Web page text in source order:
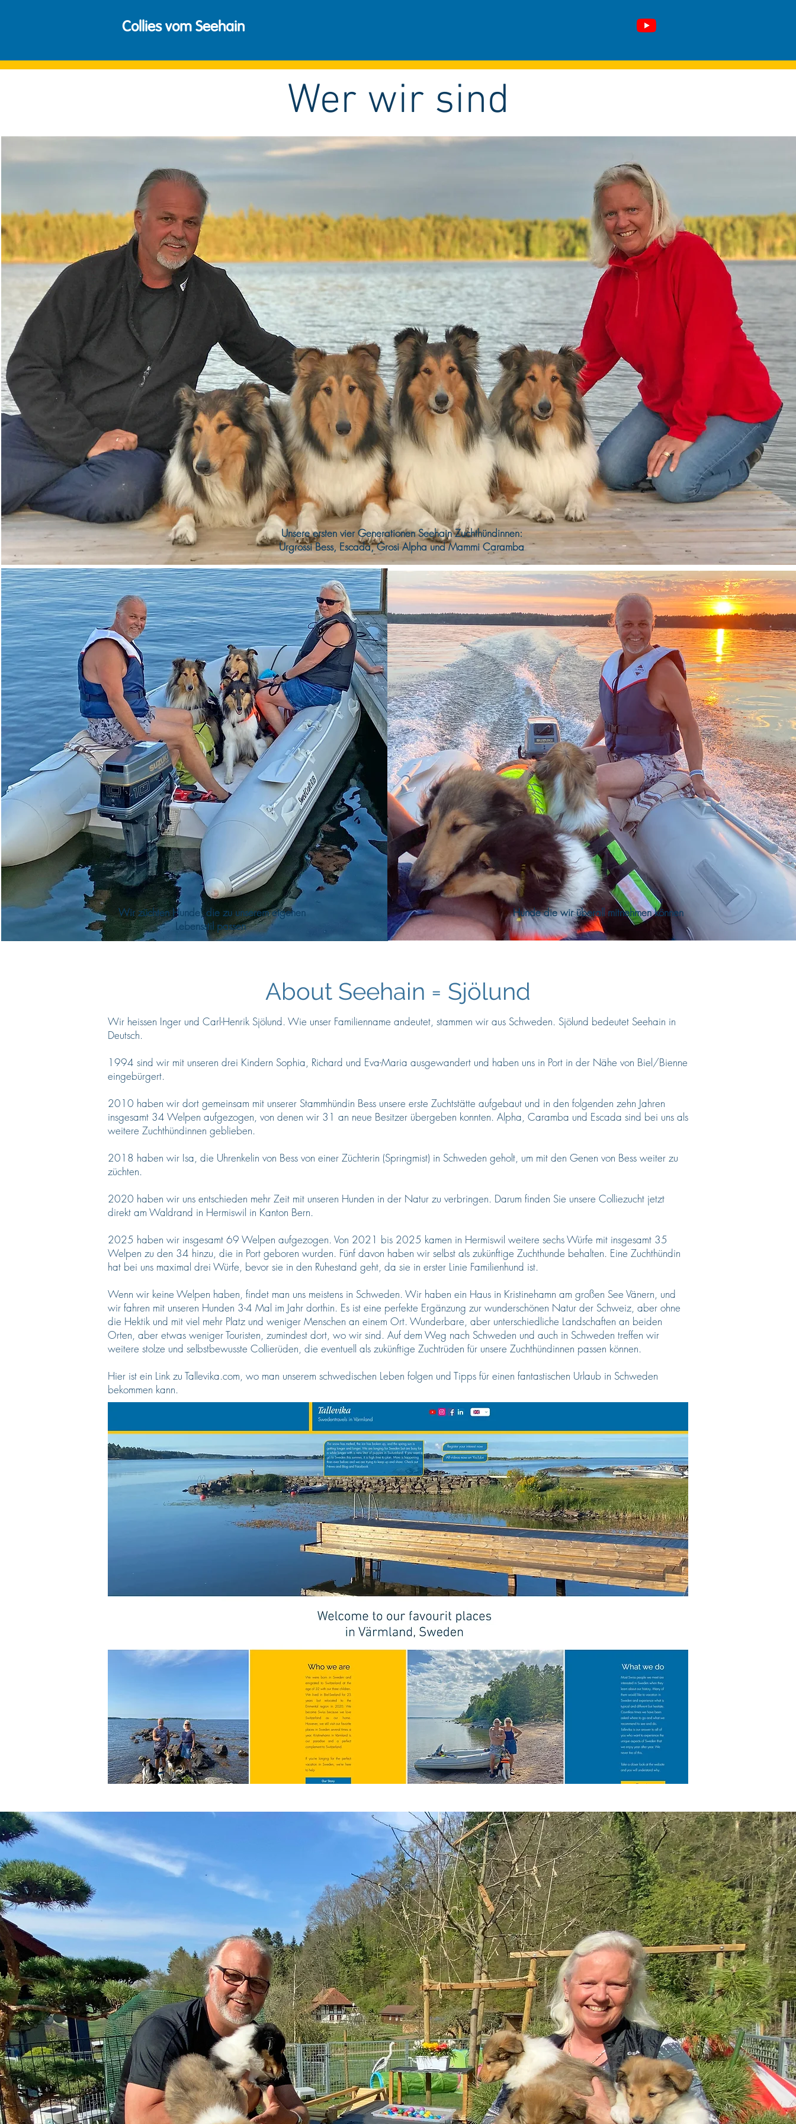
Collies vom Seehain
Wer wir sind
Unsere ersten vier Generationen Seehain Zuchthündinnen:
Urgrossi Bess, Escada, Grosi Alpha und Mammi Caramba
Hunde die wir überall mitnehmen können
Wir züchten Hunde, die zu unserem eigenen
Lebensstil passen
About Seehain = Sjölund
Wir heissen Inger und Carl-Henrik Sjölund. Wie unser Familienname andeutet, stammen wir aus Schweden. Sjölund bedeutet Seehain in
Deutsch.
1994 sind wir mit unseren drei Kindern Sophia, Richard und Eva-Maria ausgewandert und haben uns in Port in der Nähe von Biel/Bienne
eingebürgert.
2010 haben wir dort gemeinsam mit unserer Stammhündin Bess unsere erste Zuchtstätte aufgebaut und in den folgenden zehn Jahren
insgesamt 34 Welpen aufgezogen, von denen wir 31 an neue Besitzer übergeben konnten. Alpha, Caramba und Escada sind bei uns als
weitere Zuchthündinnen geblieben.
2018 haben wir Isa, die Uhrenkelin von Bess von einer Züchterin (Springmist) in Schweden geholt, um mit den Genen von Bess weiter zu
züchten.
2020 haben wir uns entschieden mehr Zeit mit unseren Hunden in der Natur zu verbringen. Darum finden Sie unsere Colliezucht jetzt
direkt am Waldrand in Hermiswil in Kanton Bern.
2025 haben wir insgesamt 69 Welpen aufgezogen. Von 2021 bis 2025 kamen in Hermiswil weitere sechs Würfe mit insgesamt 35
Welpen zu den 34 hinzu, die in Port geboren wurden. Fünf davon haben wir selbst als zukünftige Zuchthunde behalten. Eine Zuchthündin
hat bei uns maximal drei Würfe, bevor sie in den Ruhestand geht, da sie in erster Linie Familienhund ist.
Wenn wir keine Welpen haben, findet man uns meistens in Schweden. Wir haben ein Haus in Kristinehamn am großen See Vänern, und
wir fahren mit unseren Hunden 3-4 Mal im Jahr dorthin. Es ist eine perfekte Ergänzung zur wunderschönen Natur der Schweiz, aber ohne
die Hektik und mit viel mehr Platz und weniger Menschen an einem Ort. Wunderbare, aber unterschiedliche Landschaften an beiden
Orten, aber etwas weniger Touristen, zumindest dort, wo wir sind. Auf dem Weg nach Schweden und auch in Schweden treffen wir
weitere stolze und selbstbewusste Collierüden, die eventuell als zukünftige Zuchtrüden für unsere Zuchthündinnen passen können.
Hier ist ein Link zu Tallevika.com, wo man unserem schwedischen Leben folgen und Tipps für einen fantastischen Urlaub in Schweden
bekommen kann.